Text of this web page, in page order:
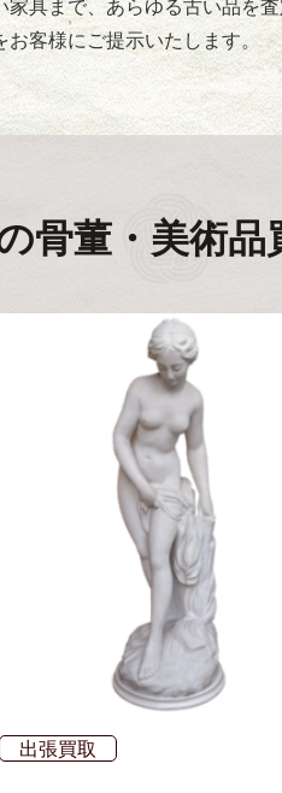
具まで、あらゆる古い品を
お客様にご提示いたします。
骨董・美術品
出張買取